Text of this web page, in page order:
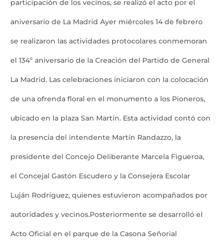
participación de los vecinos, se realizó el acto por el
aniversario de La Madrid Ayer miércoles 14 de febrero
se realizaron las actividades protocolares conmemoran
el 134º aniversario de la Creación del Partido de General
La Madrid. Las celebraciones iniciaron con la colocación
de una ofrenda floral en el monumento a los Pioneros,
ubicado en la plaza San Martín. Esta actividad contó con
la presencia del intendente Martín Randazzo, la
presidente del Concejo Deliberante Marcela Figueroa,
el Concejal Gastón Escudero y la Consejera Escolar
Luján Rodríguez, quienes estuvieron acompañados por
autoridades y vecinos.Posteriormente se desarrolló el
Acto Oficial en el parque de la Casona Señorial